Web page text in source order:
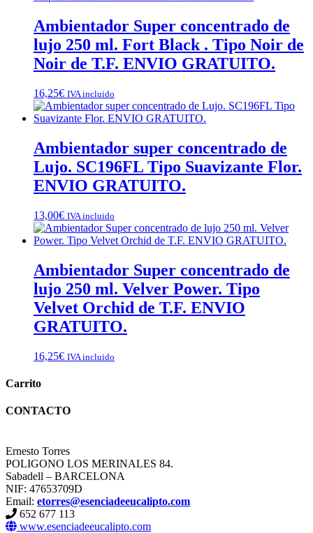
Ambientador Super concentrado de
lujo 250 ml. Fort Black . Tipo Noir de
Noir de T.F. ENVIO GRATUITO.
16,25€ IVA incluido
Ambientador super concentrado de
Lujo. SC196FL Tipo Suavizante Flor.
ENVIO GRATUITO.
13,00€ IVA incluido
Ambientador Super concentrado de
lujo 250 ml. Velver Power. Tipo
Velvet Orchid de T.F. ENVIO
GRATUITO.
16,25€ IVA incluido
Carrito
CONTACTO
Ernesto Torres
POLIGONO LOS MERINALES 84.
Sabadell – BARCELONA
NIF: 47653709D
Email: etorres@esenciadeeucalipto.com
652 677 113
www.esenciadeeucalipto.com